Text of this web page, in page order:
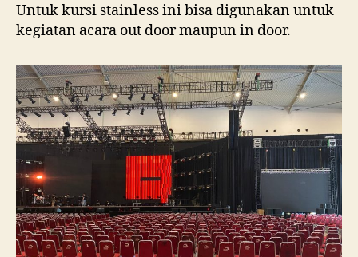
Untuk kursi stainless ini bisa digunakan untuk
kegiatan acara out door maupun in door.